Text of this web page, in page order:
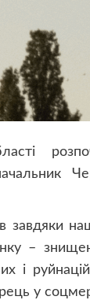
завдяки
–
і
у